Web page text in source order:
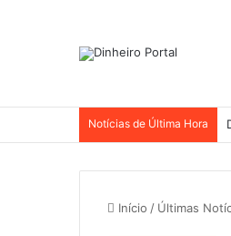
Notícias de Última Hora
Início / Últimas